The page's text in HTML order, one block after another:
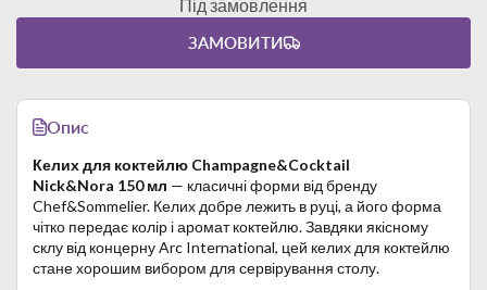
Під замовлення
ЗАМОВИТИ
Опис
Келих для коктейлю Champagne&Cocktail
Nick&Nora 150 мл — класичні форми від бренду
Chef&Sommelier. Келих добре лежить в руці, а його форма
чітко передає колір і аромат коктейлю. Завдяки якісному
склу від концерну Arc International, цей келих для коктейлю
стане хорошим вибором для сервірування столу.